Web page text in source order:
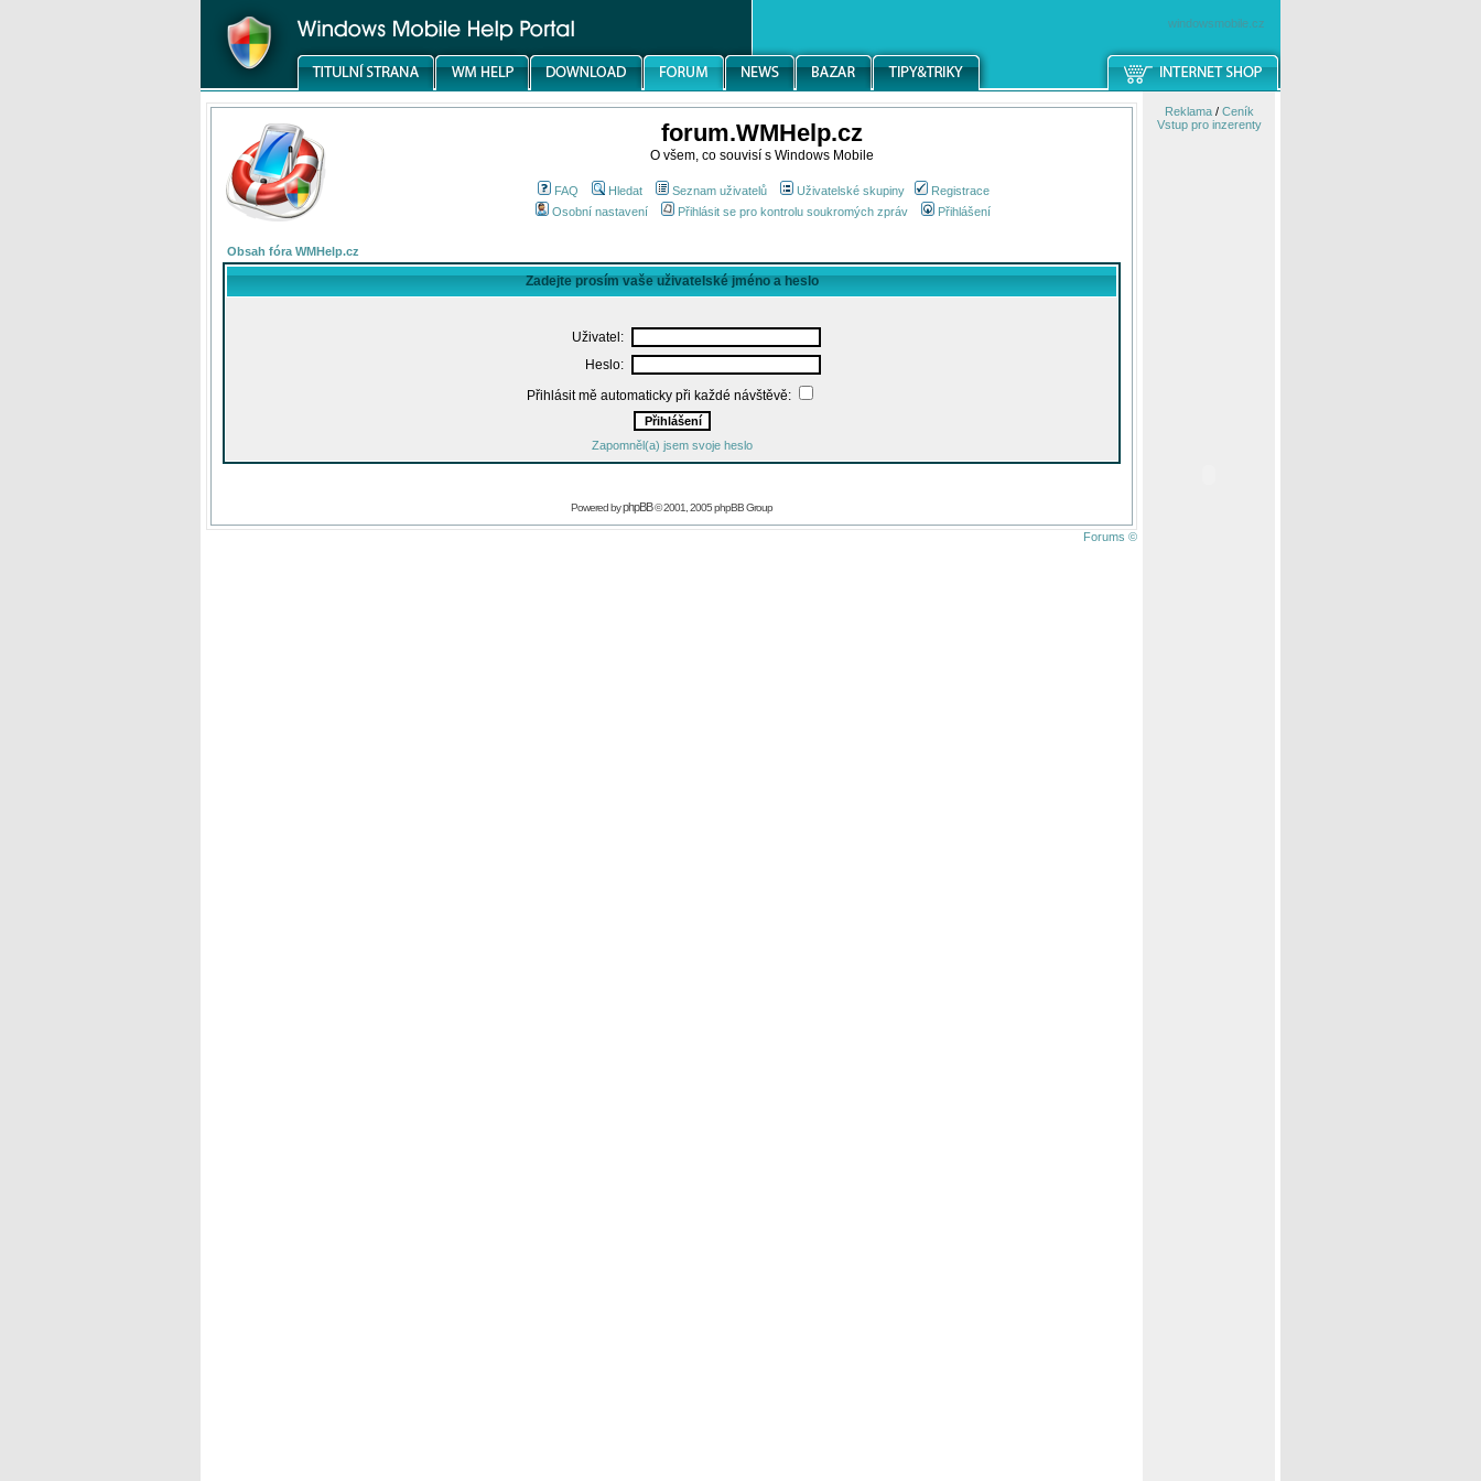
windowsmobile.cz
forum.WMHelp.cz
O všem, co souvisí s Windows Mobile
FAQ Hledat Seznam uživatelů Uživatelské skupiny
Registrace
Osobní nastavení
Přihlásit se pro kontrolu soukromých zpráv Přihlášení
Obsah fóra WMHelp.cz
Zadejte prosím vaše uživatelské jméno a heslo
Uživatel:
Heslo:
Přihlásit mě automaticky při každé návštěvě:
Zapomněl(a) jsem svoje heslo
Powered byphpBB© 2001, 2005 phpBB Group
Forums ©
Reklama/ Ceník
Vstup pro inzerenty